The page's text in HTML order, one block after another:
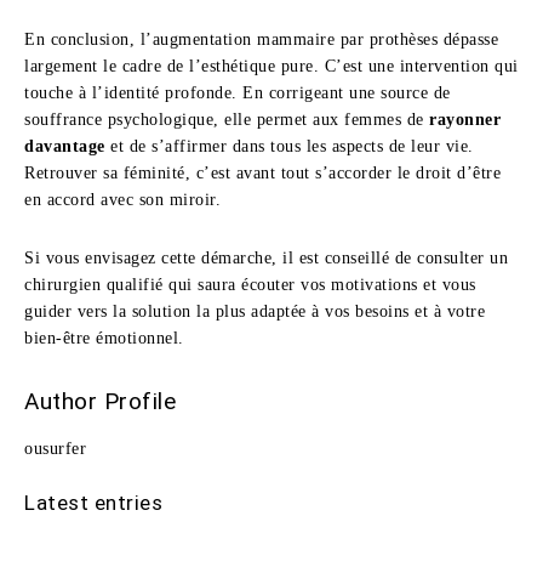
En conclusion, l’augmentation mammaire par prothèses dépasse
largement le cadre de l’esthétique pure. C’est une intervention qui
touche à l’identité profonde. En corrigeant une source de
souffrance psychologique, elle permet aux femmes de rayonner
davantage et de s’affirmer dans tous les aspects de leur vie.
Retrouver sa féminité, c’est avant tout s’accorder le droit d’être
en accord avec son miroir.
Si vous envisagez cette démarche, il est conseillé de consulter un
chirurgien qualifié qui saura écouter vos motivations et vous
guider vers la solution la plus adaptée à vos besoins et à votre
bien-être émotionnel.
Author Profile
ousurfer
Latest entries